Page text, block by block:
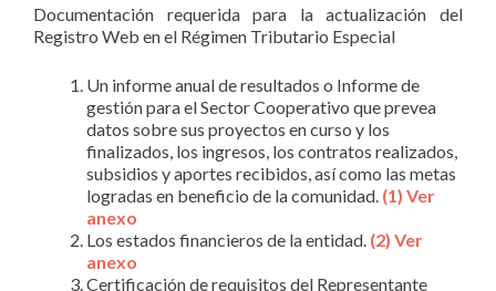
Documentación requerida para la actualización del
Registro Web en el Régimen Tributario Especial
Un informe anual de resultados o Informe de
gestión para el Sector Cooperativo que prevea
datos sobre sus proyectos en curso y los
finalizados, los ingresos, los contratos realizados,
subsidios y aportes recibidos, así como las metas
logradas en beneficio de la comunidad. (1) Ver
anexo
Los estados financieros de la entidad. (2) Ver
anexo
Certificación de requisitos del Representante